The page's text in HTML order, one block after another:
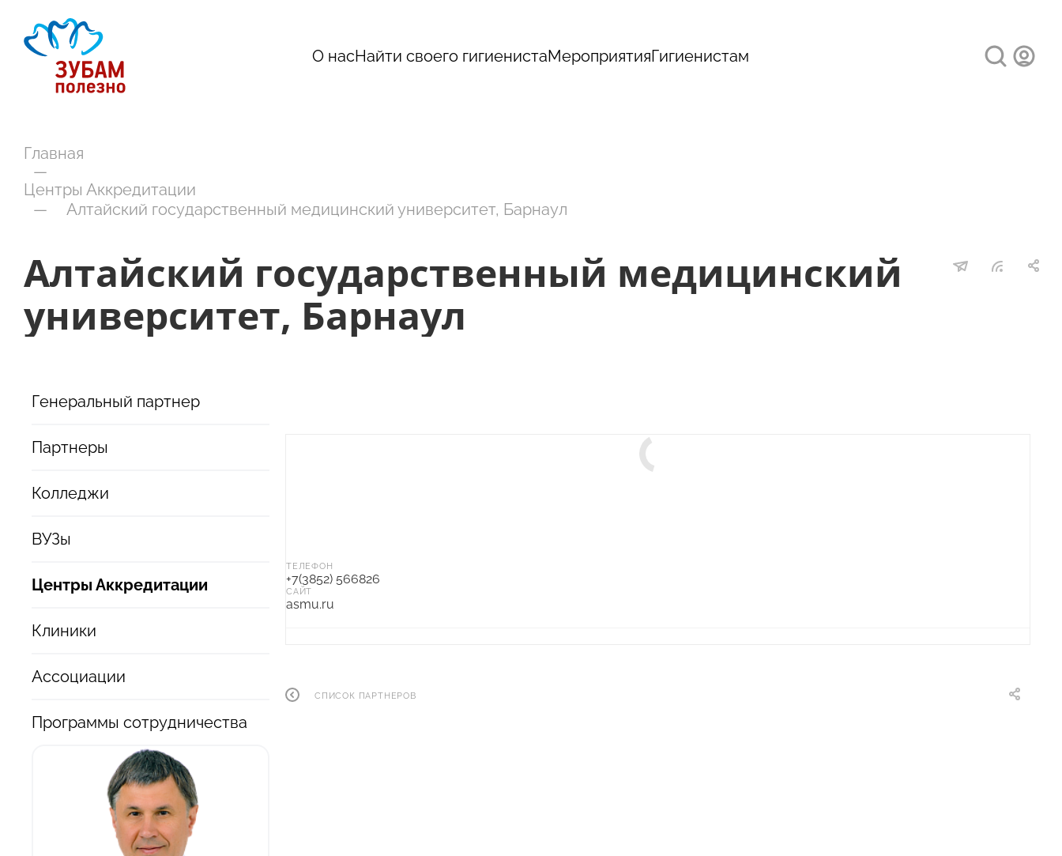
О насНайти своего гигиенистаМероприятияГигиенистам
Алтайский государственный медицинский
университет, Барнаул
Главная
—
Центры Аккредитации
—
Алтайский государственный медицинский университет, Барнаул
ТЕЛЕФОН
+7(3852) 566826
САЙТ
asmu.ru
СПИСОК ПАРТНЕРОВ
Генеральный партнер
Партнеры
Колледжи
ВУЗы
Центры Аккредитации
Клиники
Ассоциации
Программы сотрудничества